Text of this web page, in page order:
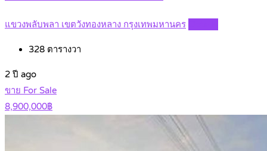
แขวงพลับพลา เขตวังทองหลาง กรุงเทพมหานคร
328 ตารางวา
2 ปี ago
ขาย For Sale
8,900,000฿